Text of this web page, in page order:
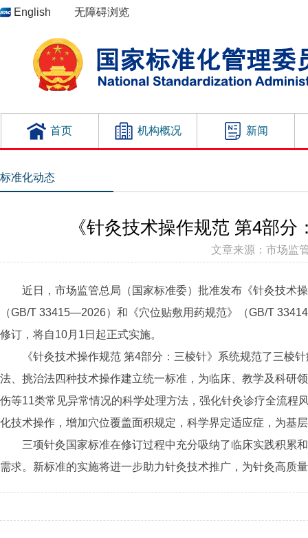
English 无障碍浏览
首页 机构概况 新闻
标准化动态
《针灸技术操作规范 第4部
文章来源：市场监
近日，市场监管总局（国家标准委）批准发布《针灸技术
（GB/T 33415—2026）和《穴位贴敷用药规范》（GB/T
修订，将自10月1日起正式实施。
《针灸技术操作规范 第4部分：三棱针》系统规范了三棱
法、挑治法四种技术操作建立统一标准，为临床、教学及科研
伤等11类常见异常情况的科学处理方法，强化针灸诊疗全流程
化技术操作，增加穴位覆盖面积规定，科学界定适应症，为基
三项针灸国家标准在修订过程中充分吸纳了临床实践积累
需求。新标准的实施将进一步助力针灸技术推广，为针灸高质